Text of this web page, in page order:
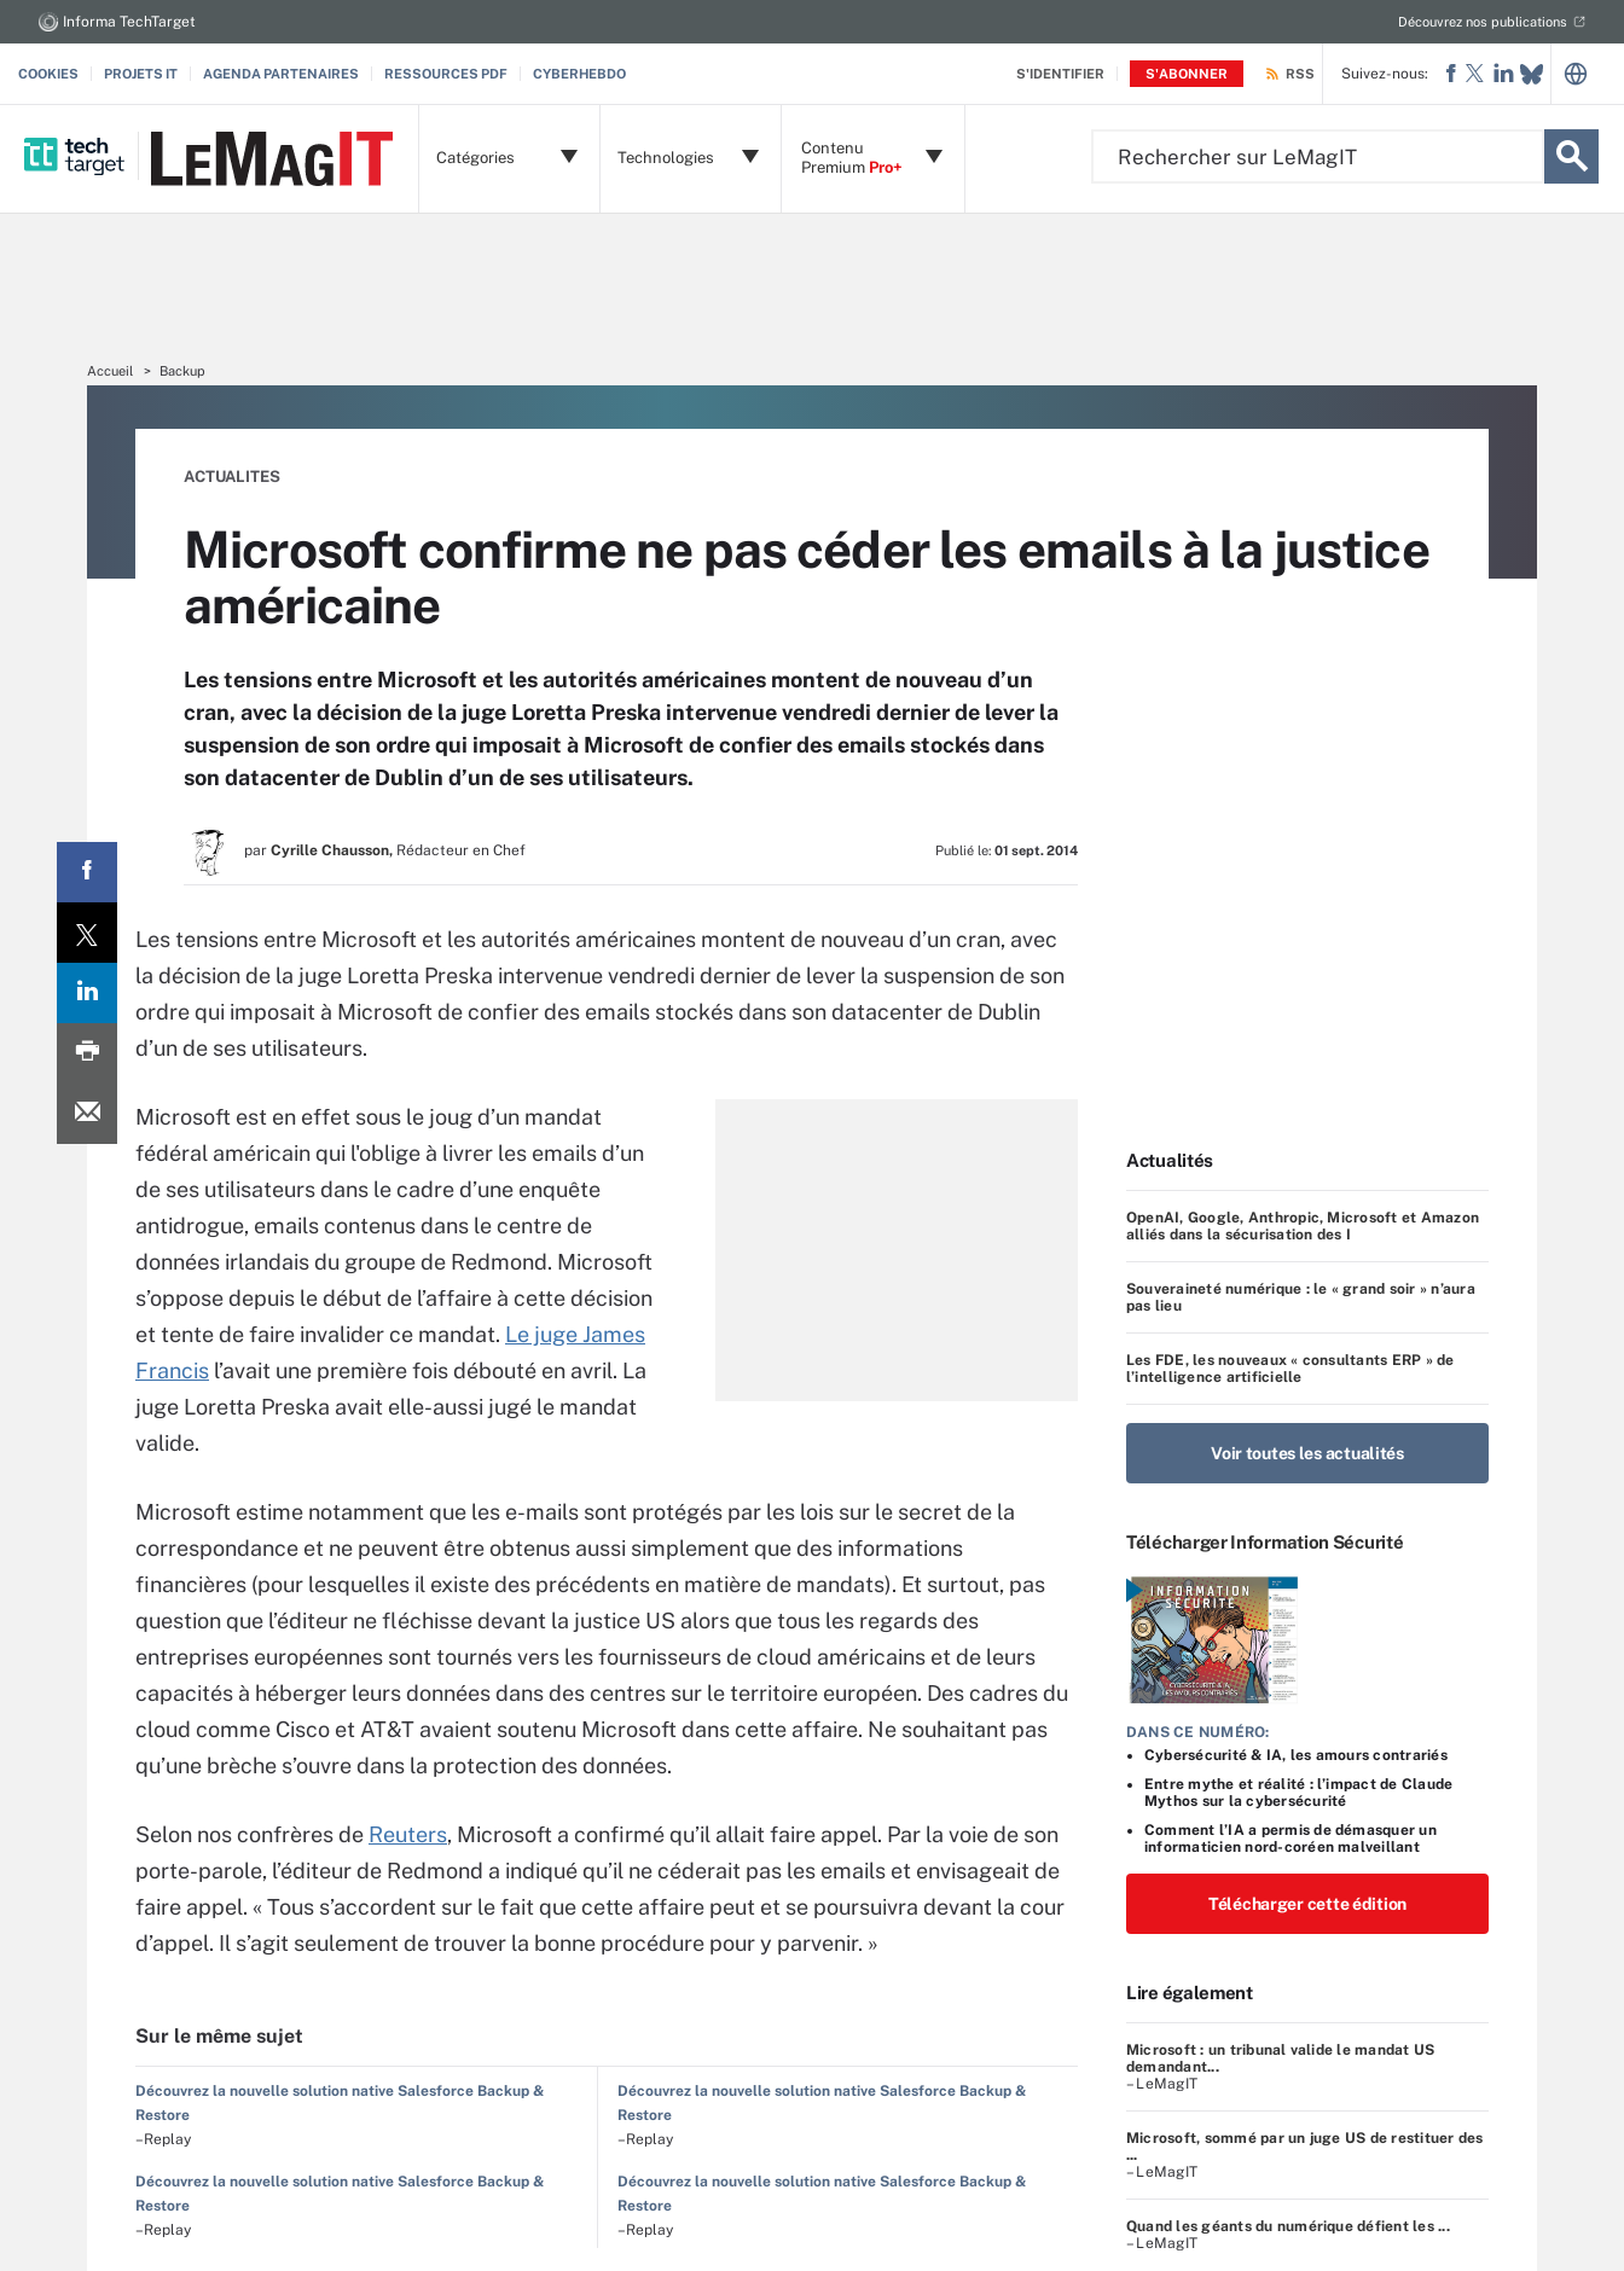
S'IDENTIFIER S'ABONNER
Informa TechTarget Découvrez nos publications
COOKIES PROJETS IT AGENDA PARTENAIRES RESSOURCES PDF CYBERHEBDO RSS
Catégories Technologies
Contenu
Premium Pro+
Suivez-nous:
Accueil Backup
ACTUALITES
Microsoft confirme ne pas céder les emails à la justice
américaine
Les tensions entre Microsoft et les autorités américaines montent de nouveau d’un
cran, avec la décision de la juge Loretta Preska intervenue vendredi dernier de lever la
suspension de son ordre qui imposait à Microsoft de confier des emails stockés dans
son datacenter de Dublin d’un de ses utilisateurs.
par Cyrille Chausson, Rédacteur en Chef Publié le: 01 sept. 2014
Les tensions entre Microsoft et les autorités américaines montent de nouveau d’un cran, avec
la décision de la juge Loretta Preska intervenue vendredi dernier de lever la suspension de son
ordre qui imposait à Microsoft de confier des emails stockés dans son datacenter de Dublin
d’un de ses utilisateurs.
Microsoft est en effet sous le joug d’un mandat
fédéral américain qui l'oblige à livrer les emails d’un
de ses utilisateurs dans le cadre d’une enquête
antidrogue, emails contenus dans le centre de
données irlandais du groupe de Redmond. Microsoft
s’oppose depuis le début de l’affaire à cette décision
et tente de faire invalider ce mandat. Le juge James
Francis l’avait une première fois débouté en avril. La
juge Loretta Preska avait elle-aussi jugé le mandat
valide.
Microsoft estime notamment que les e-mails sont protégés par les lois sur le secret de la
correspondance et ne peuvent être obtenus aussi simplement que des informations
financières (pour lesquelles il existe des précédents en matière de mandats). Et surtout, pas
question que l’éditeur ne fléchisse devant la justice US alors que tous les regards des
entreprises européennes sont tournés vers les fournisseurs de cloud américains et de leurs
capacités à héberger leurs données dans des centres sur le territoire européen. Des cadres du
cloud comme Cisco et AT&T avaient soutenu Microsoft dans cette affaire. Ne souhaitant pas
qu’une brèche s’ouvre dans la protection des données.
Selon nos confrères de Reuters, Microsoft a confirmé qu’il allait faire appel. Par la voie de son
porte-parole, l’éditeur de Redmond a indiqué qu’il ne céderait pas les emails et envisageait de
faire appel. « Tous s’accordent sur le fait que cette affaire peut et se poursuivra devant la cour
d’appel. Il s’agit seulement de trouver la bonne procédure pour y parvenir. »
Sur le même sujet
Découvrez la nouvelle solution native Salesforce Backup &
Restore
–Replay
Découvrez la nouvelle solution native Salesforce Backup &
Restore
–Replay
Découvrez la nouvelle solution native Salesforce Backup &
Restore
–Replay
Découvrez la nouvelle solution native Salesforce Backup &
Restore
–Replay
Actualités
OpenAI, Google, Anthropic, Microsoft et Amazon
alliés dans la sécurisation des I
Souveraineté numérique : le « grand soir » n’aura
pas lieu
Les FDE, les nouveaux « consultants ERP » de
l’intelligence artificielle
Voir toutes les actualités
Télécharger Information Sécurité
DANS CE NUMÉRO:
Cybersécurité & IA, les amours contrariés
Entre mythe et réalité : l’impact de Claude
Mythos sur la cybersécurité
Comment l’IA a permis de démasquer un
informaticien nord-coréen malveillant
Télécharger cette édition
Lire également
Microsoft : un tribunal valide le mandat US
demandant...
– LeMagIT
Microsoft, sommé par un juge US de restituer des
...
– LeMagIT
Quand les géants du numérique défient les ...
– LeMagIT